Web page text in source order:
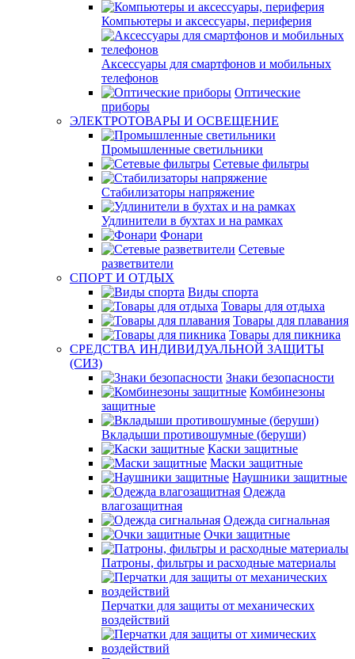
Компьютеры и аксессуары, периферия
Аксессуары для смартфонов и мобильных
телефонов
Оптические
приборы
ЭЛЕКТРОТОВАРЫ И ОСВЕЩЕНИЕ
Промышленные светильники
Сетевые фильтры
Стабилизаторы напряжение
Удлинители в бухтах и на рамках
Фонари
Сетевые
разветвители
СПОРТ И ОТДЫХ
Виды спорта
Товары для отдыха
Товары для плавания
Товары для пикника
СРЕДСТВА ИНДИВИДУАЛЬНОЙ ЗАЩИТЫ
(СИЗ)
Знаки безопасности
Комбинезоны
защитные
Вкладыши противошумные (беруши)
Каски защитные
Маски защитные
Наушники защитные
Одежда
влагозащитная
Одежда сигнальная
Очки защитные
Патроны, фильтры и расходные материалы
Перчатки для защиты от механических
воздействий